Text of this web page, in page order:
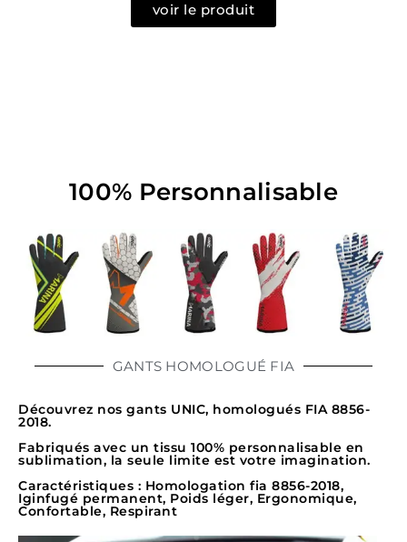
voir le produit
100% Personnalisable
GANTS HOMOLOGUÉ FIA
Découvrez nos gants UNIC, homologués FIA 8856-
2018.
Fabriqués avec un tissu 100% personnalisable en
sublimation, la seule limite est votre imagination.
Caractéristiques : Homologation fia 8856-2018,
Iginfugé permanent, Poids léger, Ergonomique,
Confortable, Respirant